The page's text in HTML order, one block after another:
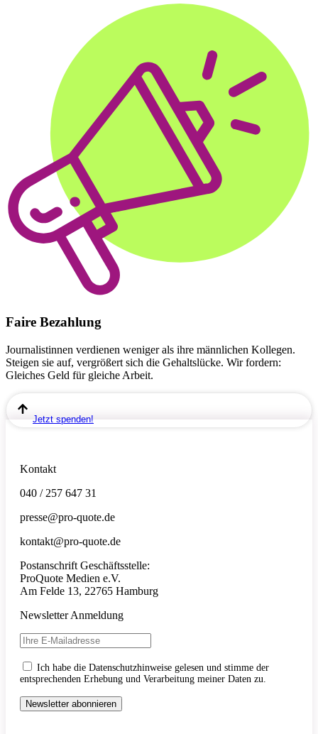
Faire Bezahlung
Journalistinnen verdienen weniger als ihre männlichen Kollegen.
Steigen sie auf, vergrößert sich die Gehaltslücke. Wir fordern:
Gleiches Geld für gleiche Arbeit.
Jetzt spenden!
Kontakt
040 / 257 647 31
presse@pro-quote.de
kontakt@pro-quote.de
Postanschrift Geschäftsstelle:
ProQuote Medien e.V.
Am Felde 13, 22765 Hamburg
Newsletter Anmeldung
Ich habe die Datenschutzhinweise gelesen und stimme der
entsprechenden Erhebung und Verarbeitung meiner Daten zu.